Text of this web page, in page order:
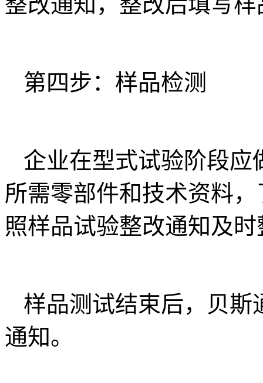
第四步：样品检测
企业在型式试验阶段应
所需零部件和技术资料
照样品试验整改通知及
样品测试结束后，贝斯
通知。